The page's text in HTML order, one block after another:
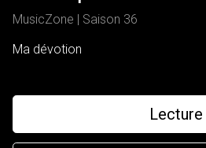
MusicZone | Saison 36
Ma dévotion
Lecture